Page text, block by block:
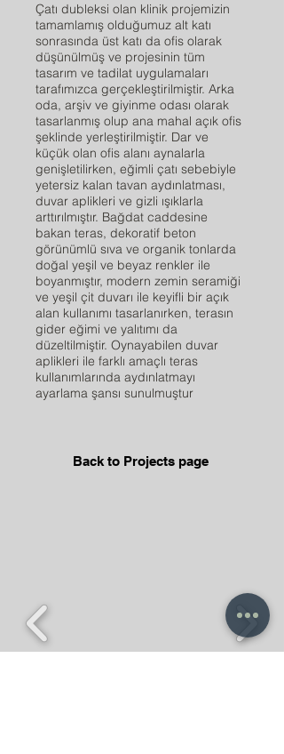
Çatı dubleksi olan klinik projemizin
tamamlamış olduğumuz alt katı
sonrasında üst katı da ofis olarak
düşünülmüş ve projesinin tüm
tasarım ve tadilat uygulamaları
tarafımızca gerçekleştirilmiştir. Arka
oda, arşiv ve giyinme odası olarak
tasarlanmış olup ana mahal açık ofis
şeklinde yerleştirilmiştir. Dar ve
küçük olan ofis alanı aynalarla
genişletilirken, eğimli çatı sebebiyle
yetersiz kalan tavan aydınlatması,
duvar aplikleri ve gizli ışıklarla
arttırılmıştır. Bağdat caddesine
bakan teras, dekoratif beton
görünümlü sıva ve organik tonlarda
doğal yeşil ve beyaz renkler ile
boyanmıştır, modern zemin seramiği
ve yeşil çit duvarı ile keyifli bir açık
alan kullanımı tasarlanırken, terasın
gider eğimi ve yalıtımı da
düzeltilmiştir. Oynayabilen duvar
aplikleri ile farklı amaçlı teras
kullanımlarında aydınlatmayı
ayarlama şansı sunulmuştur
Back to Projects page